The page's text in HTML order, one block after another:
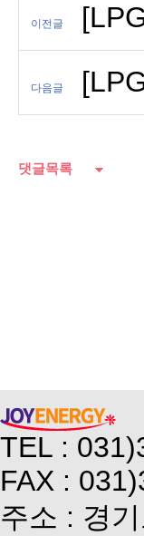
이전글
다음글
댓글목록
TEL :
FAX :
주소 : 경